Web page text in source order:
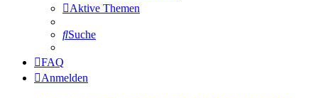
Aktive Themen
Suche
FAQ
Anmelden